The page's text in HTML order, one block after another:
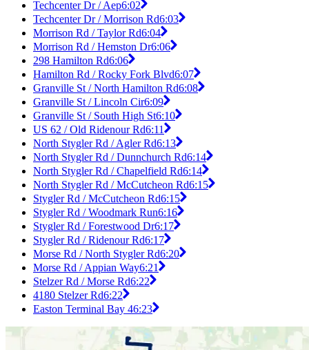
Techcenter Dr / Aep6:02
Techcenter Dr / Morrison Rd6:03
Morrison Rd / Taylor Rd6:04
Morrison Rd / Hemston Dr6:06
298 Hamilton Rd6:06
Hamilton Rd / Rocky Fork Blvd6:07
Granville St / North Hamilton Rd6:08
Granville St / Lincoln Cir6:09
Granville St / South High St6:10
US 62 / Old Ridenour Rd6:11
North Stygler Rd / Agler Rd6:13
North Stygler Rd / Dunnchurch Rd6:14
North Stygler Rd / Chapelfield Rd6:14
North Stygler Rd / McCutcheon Rd6:15
Stygler Rd / McCutcheon Rd6:15
Stygler Rd / Woodmark Run6:16
Stygler Rd / Forestwood Dr6:17
Stygler Rd / Ridenour Rd6:17
Morse Rd / North Stygler Rd6:20
Morse Rd / Appian Way6:21
Stelzer Rd / Morse Rd6:22
4180 Stelzer Rd6:22
Easton Terminal Bay 46:23